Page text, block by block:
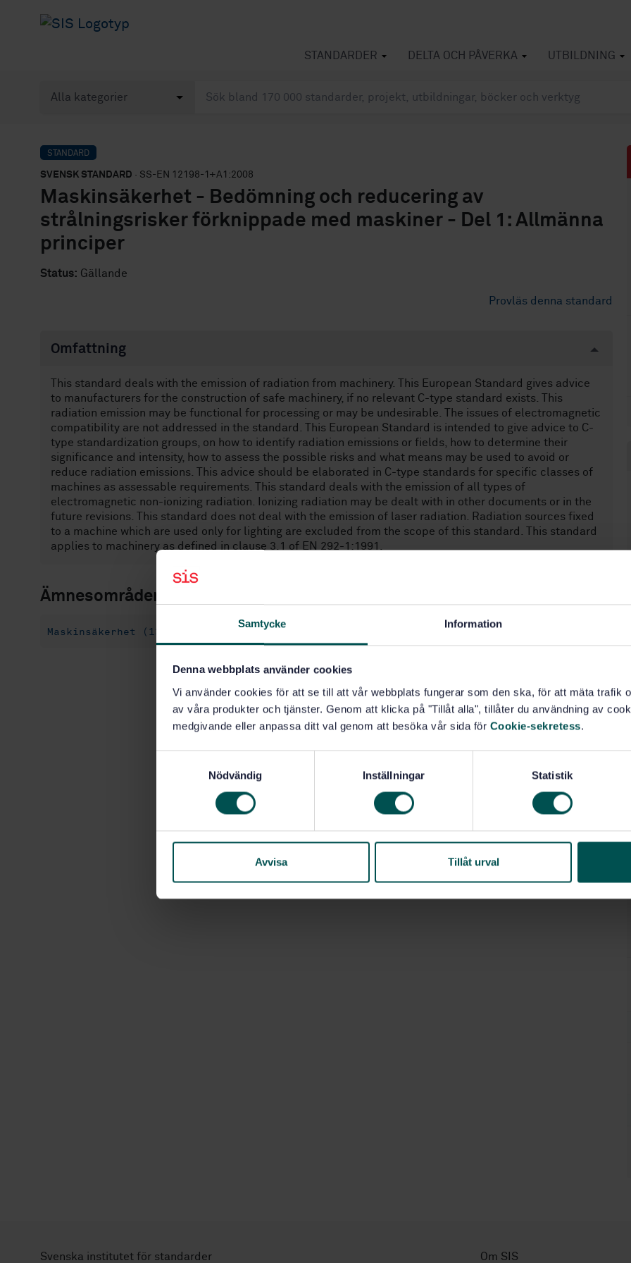
Samtycke Information
Denna webbplats använder cookies
Vi använder cookies för att se till att vår webbplats fungerar som den ska, för att mäta trafik
av våra produkter och tjänster. Genom att klicka på "Tillåt alla", tillåter du användning av
medgivande eller anpassa ditt val genom att besöka vår sida för Cookie-sekretess.
s
Nödvändig Inställningar Statistik
Avvisa Tillåt urval
STANDARDER DELTA OCH PÅVERKA UTBILDNING
STANDARD
SVENSK STANDARD · SS-EN 12198-1+A1:2008
Maskinsäkerhet - Bedömning och reducering av
strålningsrisker förknippade med maskiner - Del 1: Allmänna
principer
Status: Gällande
Provläs denna standard
Omfattning
This standard deals with the emission of radiation from machinery. This European Standard gives advice
to manufacturers for the construction of safe machinery, if no relevant C-type standard exists. This
radiation emission may be functional for processing or may be undesirable. The issues of electromagnetic
compatibility are not addressed in the standard. This European Standard is intended to give advice to C-
type standardization groups, on how to identify radiation emissions or fields, how to determine their
significance and intensity, how to assess the possible risks and what means may be used to avoid or
reduce radiation emissions. This advice should be elaborated in C-type standards for specific classes of
machines as assessable requirements. This standard deals with the emission of all types of
electromagnetic non-ionizing radiation. Ionizing radiation may be dealt with in other documents or in the
future revisions. This standard does not deal with the emission of laser radiation. Radiation sources fixed
to a machine which are used only for lighting are excluded from the scope of this standard. This standard
applies to machinery as defined in clause 3.1 of EN 292-1:1991.
Ämnesområden
Maskinsäkerhet (13.110) Strålningsskydd (13.280) Gruppstandarder, typ B (14.070)
Svenska institutet för standarder Om SIS